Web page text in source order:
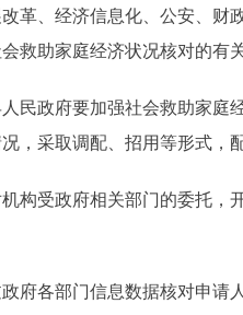
、经济信息化、公安、财政
救助家庭经济状况核对的有
府要加强社会救助家庭经
，采取调配、招用等形式，
政府相关部门的委托，开
各部门信息数据核对申请人